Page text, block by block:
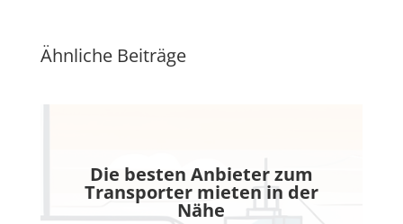
Ähnliche Beiträge
Die besten Anbieter zum
Transporter mieten in der
Nähe